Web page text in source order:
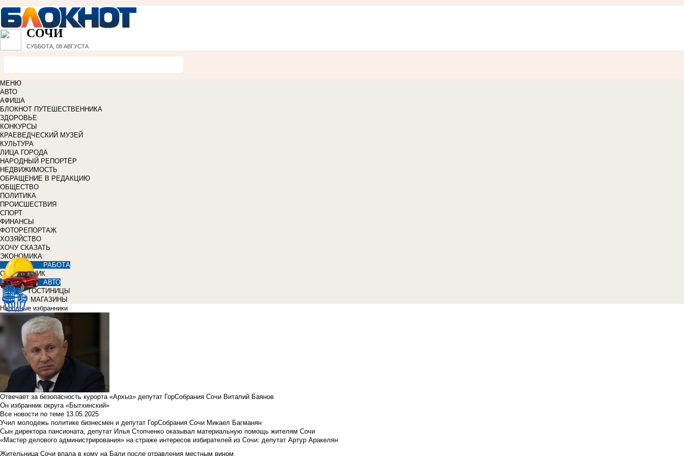
СОЧИ
СУББОТА, 08 АВГУСТА
МЕНЮ
АВТО
АФИША
БЛОКНОТ ПУТЕШЕСТВЕННИКА
ЗДОРОВЬЕ
КОНКУРСЫ
КРАЕВЕДЧЕСКИЙ МУЗЕЙ
КУЛЬТУРА
ЛИЦА ГОРОДА
НАРОДНЫЙ РЕПОРТЁР
НЕДВИЖИМОСТЬ
ОБРАЩЕНИЕ В РЕДАКЦИЮ
ОБЩЕСТВО
ПОЛИТИКА
ПРОИСШЕСТВИЯ
СПОРТ
ФИНАНСЫ
ФОТОРЕПОРТАЖ
ХОЗЯЙСТВО
ХОЧУ СКАЗАТЬ
ЭКОНОМИКА
РАБОТА
СПРАВОЧНИК
АВТО
ГОСТИНИЦЫ
МАГАЗИНЫ
Народные избранники
Отвечает за безопасность курорта «Архыз» депутат ГорСобрания Сочи Виталий Баянов
Он избранник округа «Бытхинский»
Все новости по теме 13.05.2025
Учил молодежь политике бизнесмен и депутат ГорСобрания Сочи Микаел Багманян
Сын директора пансионата, депутат Илья Стопченко оказывал материальную помощь жителям Сочи
«Мастер делового администрирования» на страже интересов избирателей из Сочи: депутат Артур Аракелян
Жительница Сочи впала в кому на Бали после отравления местным вином